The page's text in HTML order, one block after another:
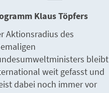
Klaus Töpfers
Aktionsradius des
bleibt
weit gefasst und
dabei noch immer vor